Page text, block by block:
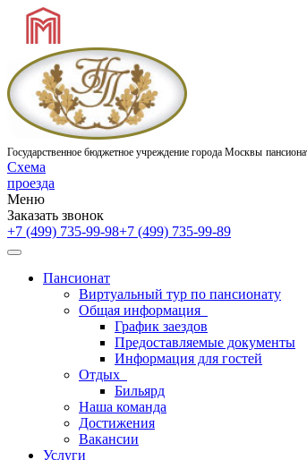
Государственное бюджетное учреждение города Москвы
Схема
проезда
Меню
Заказать звонок
+7 (499) 735-99-98+7 (499) 735-99-89
Пансионат
Виртуальный тур по пансионату
Общая информация
График заездов
Предоставляемые документы
Информация для гостей
Отдых
Бильярд
Наша команда
Достижения
Вакансии
Услуги